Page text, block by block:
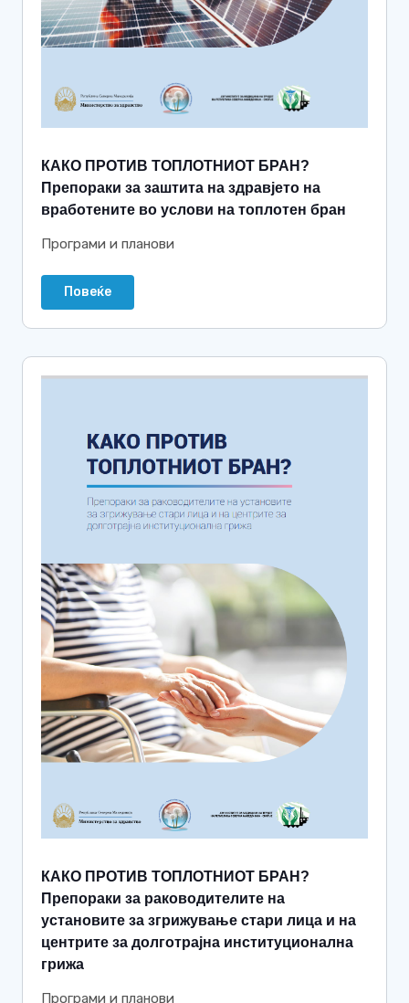
КАКО ПРОТИВ ТОПЛОТНИОТ БРАН?
Препораки за заштита на здравјето на
вработените во услови на топлотен бран
Програми и планови
Повеќе
КАКО ПРОТИВ ТОПЛОТНИОТ БРАН?
Препораки за раководителите на
установите за згрижување стари лица и на
центрите за долготрајна институционална
грижа
Програми и планови